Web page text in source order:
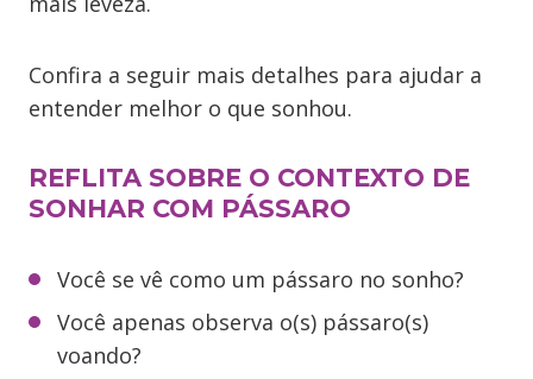
Confira a seguir mais detalhes para ajudar a
entender melhor o que sonhou.
REFLITA SOBRE O CONTEXTO DE
SONHAR COM PÁSSARO
Você se vê como um pássaro no sonho?
Você apenas observa o(s) pássaro(s)
voando?